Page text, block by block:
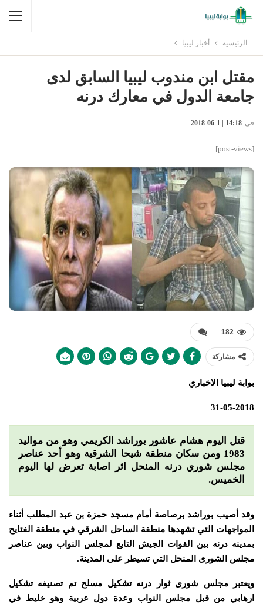
الرئيسية أخبار ليبيا
مقتل ابن مندوب ليبيا السابق لدى
جامعة الدول في معارك درنه
في 14:18 | 1-06-2018
[post-views]
182
مشاركة
بوابة ليبيا الاخباري
31-05-2018
قتل اليوم هشام عاشور بوراشد الكريمي وهو من مواليد
1983 ومن سكان منطقة شيحا الشرقية وهو أحد عناصر
مجلس شوري درنه المنحل اثر اصابة تعرض لها اليوم
الخميس.
وقد أصيب بوراشد برصاصة أمام مسجد حمزة بن عبد المطلب أثناء
المواجهات التي تشهدها منطقة الساحل الشرقي في منطقة الفتايح
بمدينه درنه بين القوات الجيش التابع لمجلس النواب وبين عناصر
مجلس الشورى المنحل التي تسيطر على المدينة.
ويعتبر مجلس شورى ثوار درنه تشكيل مسلح تم تصنيفه تشكيل
ارهابي من قبل مجلس النواب وعدة دول عربية وهو خليط في